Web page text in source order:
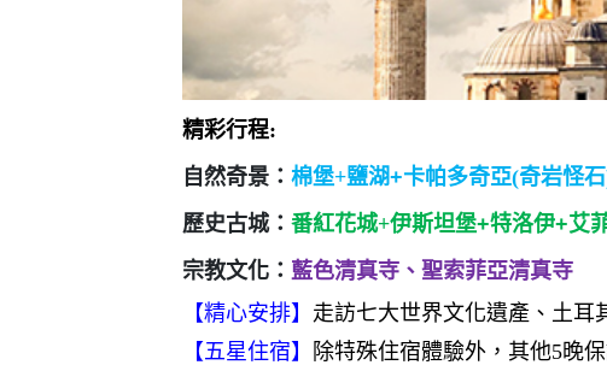
精彩行程:
自然奇景： 棉堡+鹽湖+卡帕多奇亞(奇岩怪
歷史古城： 番紅花城+伊斯坦堡+特洛伊+艾
宗教文化： 藍色清真寺、聖索菲亞清真寺
【精心安排】 走訪七大世界文化遺產、土耳
【五星住宿】
除特殊住宿體驗外，其他5晚